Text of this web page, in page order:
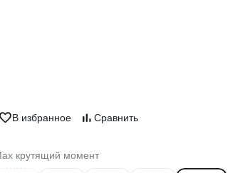
В избранное Сравнить
крутящий момент